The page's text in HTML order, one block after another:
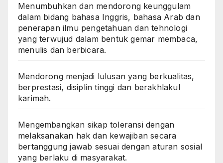
Menumbuhkan dan mendorong keunggulam
dalam bidang bahasa Inggris, bahasa Arab dan
penerapan ilmu pengetahuan dan tehnologi
yang terwujud dalam bentuk gemar membaca,
menulis dan berbicara.
Mendorong menjadi lulusan yang berkualitas,
berprestasi, disiplin tinggi dan berakhlakul
karimah.
Mengembangkan sikap toleransi dengan
melaksanakan hak dan kewajiban secara
bertanggung jawab sesuai dengan aturan sosial
yang berlaku di masyarakat.